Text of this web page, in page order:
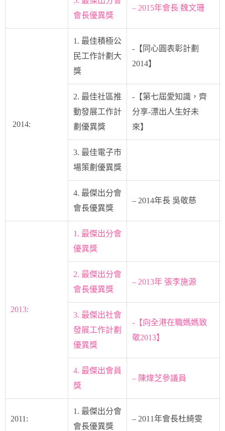
會長優異獎
– 2015年會長 魏文珊
2014:
1. 最佳積極公
民工作計劃大
獎
-【同心圓表彰計劃
2014】
2. 最佳社區推
動發展工作計
劃優異獎
-【第七屆愛知識，齊
分享-漂出人生好未
來】
3. 最佳電子市
場策劃優異獎
4. 最傑出分會
會長優異獎
– 2014年長 吳敬慈
2013:
1. 最傑出分會
優異獎
2. 最傑出分會
會長優異獎
– 2013年 張李施源
3. 最傑出社會
發展工作計劃
優異獎
-【向全港在職媽媽致
敬2013】
4. 最傑出會員
獎
– 陳煒芝參議員
2011:
1. 最傑出分會
會長優異獎
– 2011年會長杜綺雯